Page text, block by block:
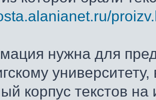
нужна для
корпус текстов на